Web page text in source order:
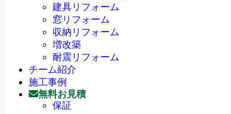
建具リフォーム
窓リフォーム
収納リフォーム
増改築
耐震リフォーム
チーム紹介
施工事例
無料お見積
保証